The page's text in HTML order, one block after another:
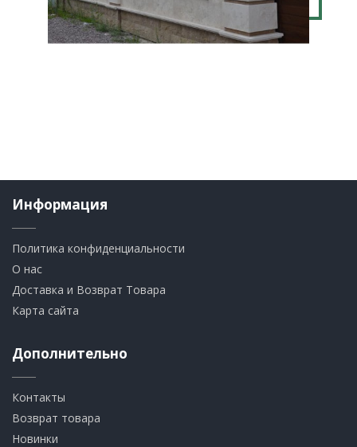
Информация
Политика конфиденциальности
О нас
Доставка и Возврат Товара
Карта сайта
Дополнительно
Контакты
Возврат товара
Новинки